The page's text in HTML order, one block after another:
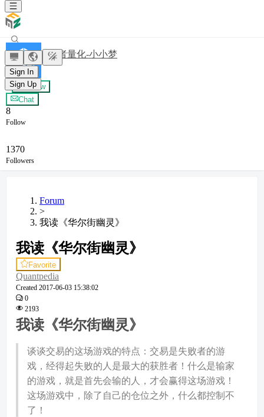
Sign In
Sign Up
发明者量化-小小梦
+ Follow
Chat
8
Follow
1370
Followers
Forum
>
我读《华尔街幽灵》
我读《华尔街幽灵》
Favorite
Quantpedia
Created 2017-06-03 15:38:02
0
2193
我读《华尔街幽灵》
谈谈交易的这场游戏的特点：交易是失败者的游
戏，经得起失败的人是最大的获胜者！什么是输家
的游戏，就是首先会输的人，才会赢得这场游戏！
这场游戏中，除了自己的仓位之外，什么都控制不
了！